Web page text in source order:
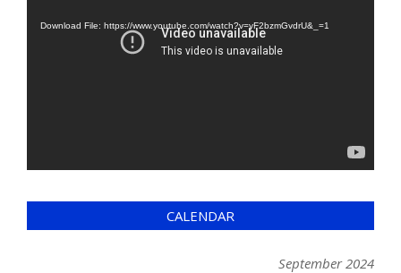
Download File: https://www.youtube.com/watch?v=yF2bzmGvdrU&_=1
CALENDAR
September 2024